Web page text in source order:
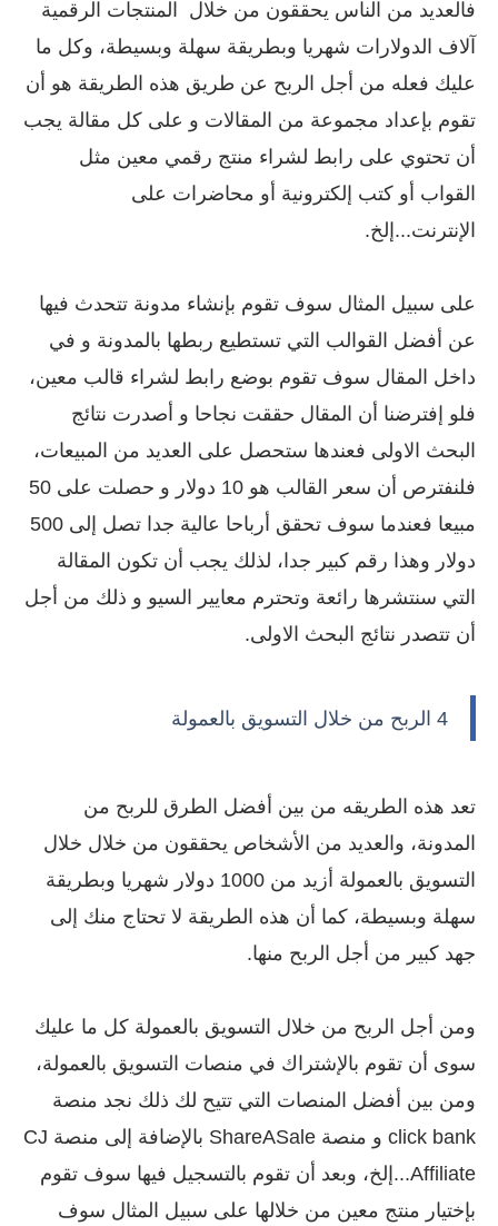
فالعديد من الناس يحققون من خلال المنتجات الرقمية
آلاف الدولارات شهريا وبطريقة سهلة وبسيطة، وكل ما
عليك فعله من أجل الربح عن طريق هذه الطريقة هو أن
تقوم بإعداد مجموعة من المقالات و على كل مقالة يجب
أن تحتوي على رابط لشراء منتج رقمي معين مثل
القواب أو كتب إلكترونية أو محاضرات على
الإنترنت...إلخ.
على سبيل المثال سوف تقوم بإنشاء مدونة تتحدث فيها
عن أفضل القوالب التي تستطيع ربطها بالمدونة و في
داخل المقال سوف تقوم بوضع رابط لشراء قالب معين،
فلو إفترضنا أن المقال حققت نجاحا و أصدرت نتائج
البحث الاولى فعندها ستحصل على العديد من المبيعات،
فلنفترص أن سعر القالب هو 10 دولار و حصلت على 50
مبيعا فعندما سوف تحقق أرباحا عالية جدا تصل إلى 500
دولار وهذا رقم كبير جدا، لذلك يجب أن تكون المقالة
التي سنتشرها رائعة وتحترم معايير السيو و ذلك من أجل
أن تتصدر نتائج البحث الاولى.
4 الربح من خلال التسويق بالعمولة
تعد هذه الطريقه من بين أفضل الطرق للربح من
المدونة، والعديد من الأشخاص يحققون من خلال خلال
التسويق بالعمولة أزيد من 1000 دولار شهريا وبطريقة
سهلة وبسيطة، كما أن هذه الطريقة لا تحتاج منك إلى
جهد كبير من أجل الربح منها.
ومن أجل الربح من خلال التسويق بالعمولة كل ما عليك
سوى أن تقوم بالإشتراك في منصات التسويق بالعمولة،
ومن بين أفضل المنصات التي تتيح لك ذلك نجد منصة
click bank و منصة ShareASale بالإضافة إلى منصة CJ
Affiliate...إلخ، وبعد أن تقوم بالتسجيل فيها سوف تقوم
بإختيار منتج معين من خلالها على سبيل المثال سوف